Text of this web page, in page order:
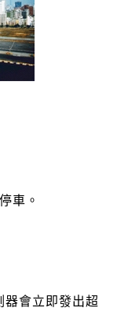
車。
會立即發出超